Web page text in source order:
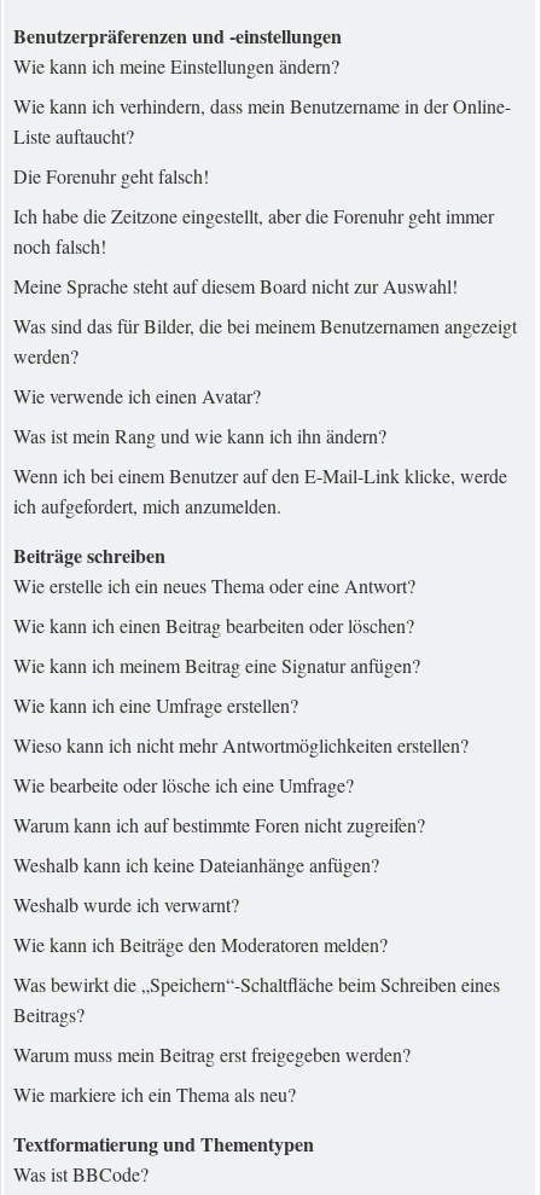
Benutzerpräferenzen und -einstellungen
Wie kann ich meine Einstellungen ändern?
Wie kann ich verhindern, dass mein Benutzername in der Online-
Liste auftaucht?
Die Forenuhr geht falsch!
Ich habe die Zeitzone eingestellt, aber die Forenuhr geht immer
noch falsch!
Meine Sprache steht auf diesem Board nicht zur Auswahl!
Was sind das für Bilder, die bei meinem Benutzernamen angezeigt
werden?
Wie verwende ich einen Avatar?
Was ist mein Rang und wie kann ich ihn ändern?
Wenn ich bei einem Benutzer auf den E-Mail-Link klicke, werde
ich aufgefordert, mich anzumelden.
Beiträge schreiben
Wie erstelle ich ein neues Thema oder eine Antwort?
Wie kann ich einen Beitrag bearbeiten oder löschen?
Wie kann ich meinem Beitrag eine Signatur anfügen?
Wie kann ich eine Umfrage erstellen?
Wieso kann ich nicht mehr Antwortmöglichkeiten erstellen?
Wie bearbeite oder lösche ich eine Umfrage?
Warum kann ich auf bestimmte Foren nicht zugreifen?
Weshalb kann ich keine Dateianhänge anfügen?
Weshalb wurde ich verwarnt?
Wie kann ich Beiträge den Moderatoren melden?
Was bewirkt die „Speichern“-Schaltfläche beim Schreiben eines
Beitrags?
Warum muss mein Beitrag erst freigegeben werden?
Wie markiere ich ein Thema als neu?
Textformatierung und Thementypen
Was ist BBCode?